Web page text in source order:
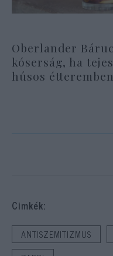
Oberlander
kóserság, ha
húsos
Cimkék:
ANTISZEMITIZMUS